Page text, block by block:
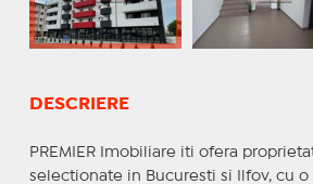
DESCRIERE
PREMIER Imobiliare iti ofera
selectionate in Bucuresti si Ilfov, cu